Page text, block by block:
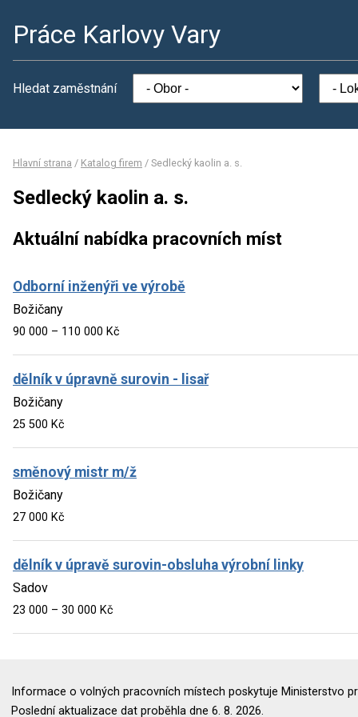
Práce Karlovy Vary
Hledat zaměstnání
Hlavní strana / Katalog firem / Sedlecký kaolin a. s.
Sedlecký kaolin a. s.
Aktuální nabídka pracovních míst
Odborní inženýři ve výrobě
Božičany
90 000 – 110 000 Kč
dělník v úpravně surovin - lisař
Božičany
25 500 Kč
směnový mistr m/ž
Božičany
27 000 Kč
dělník v úpravě surovin-obsluha výrobní linky
Sadov
23 000 – 30 000 Kč
Informace o volných pracovních místech poskytuje Ministerstvo
Poslední aktualizace dat proběhla dne 6. 8. 2026.